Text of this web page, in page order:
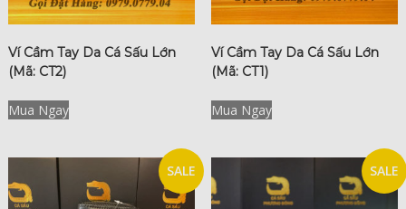
Ví Cầm Tay Da Cá Sấu Lớn
(Mã: CT2)
Mua Ngay
Ví Cầm Tay Da Cá Sấu Lớn
(Mã: CT1)
Mua Ngay
SALE SALE